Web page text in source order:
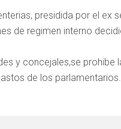
presidida por el ex
de regimen interno
y concejales,se prohibe
de los parlamentarios.